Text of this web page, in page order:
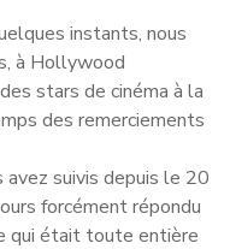
instants, nous
à Hollywood
stars de cinéma à la
des remerciements
avez suivis depuis le 20
forcément répondu
qui était toute entière